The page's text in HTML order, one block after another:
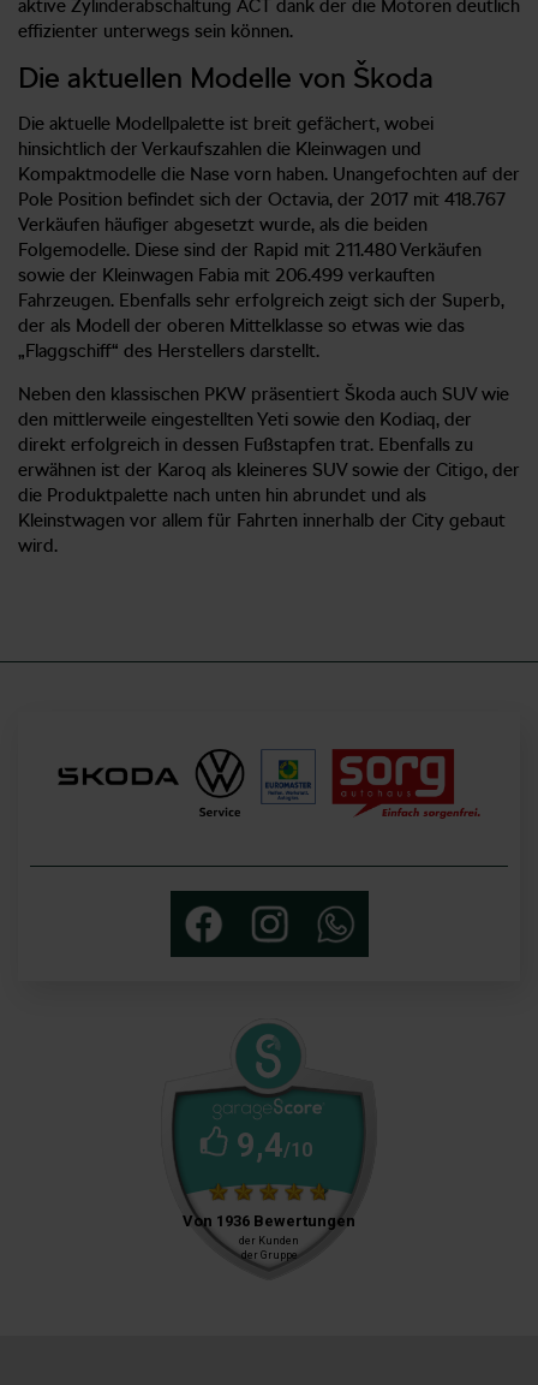
aktive Zylinderabschaltung ACT dank der die Motoren deutlich
effizienter unterwegs sein können.
Die aktuellen Modelle von Škoda
Die aktuelle Modellpalette ist breit gefächert, wobei
hinsichtlich der Verkaufszahlen die Kleinwagen und
Kompaktmodelle die Nase vorn haben. Unangefochten auf der
Pole Position befindet sich der Octavia, der 2017 mit 418.767
Verkäufen häufiger abgesetzt wurde, als die beiden
Folgemodelle. Diese sind der Rapid mit 211.480 Verkäufen
sowie der Kleinwagen Fabia mit 206.499 verkauften
Fahrzeugen. Ebenfalls sehr erfolgreich zeigt sich der Superb,
der als Modell der oberen Mittelklasse so etwas wie das
„Flaggschiff“ des Herstellers darstellt.
Neben den klassischen PKW präsentiert Škoda auch SUV wie
den mittlerweile eingestellten Yeti sowie den Kodiaq, der
direkt erfolgreich in dessen Fußstapfen trat. Ebenfalls zu
erwähnen ist der Karoq als kleineres SUV sowie der Citigo, der
die Produktpalette nach unten hin abrundet und als
Kleinstwagen vor allem für Fahrten innerhalb der City gebaut
wird.